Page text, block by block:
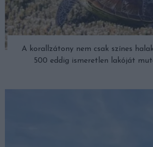
A korallzátony nem csak színes
500 eddig ismeretlen lakóját